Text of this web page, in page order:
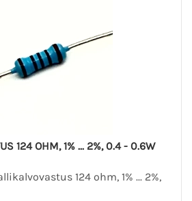
124 OHM, 1% ... 2%, 0.4 - 0.6W
124 ohm, 1% ... 2%,